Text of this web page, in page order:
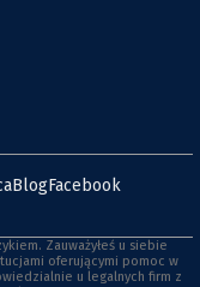
BlogFacebook
Zauważyłeś u siebie
oferującymi pomoc w
u legalnych firm z